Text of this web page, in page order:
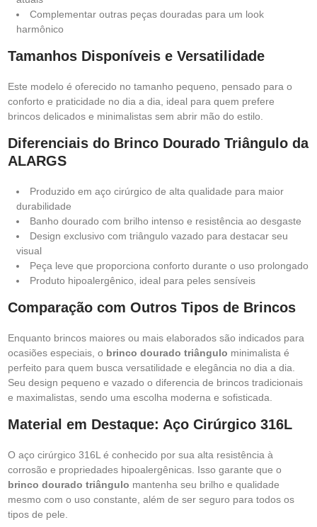
Complementar outras peças douradas para um look
harmônico
Tamanhos Disponíveis e Versatilidade
Este modelo é oferecido no tamanho pequeno, pensado para o
conforto e praticidade no dia a dia, ideal para quem prefere
brincos delicados e minimalistas sem abrir mão do estilo.
Diferenciais do Brinco Dourado Triângulo da
ALARGS
Produzido em aço cirúrgico de alta qualidade para maior
durabilidade
Banho dourado com brilho intenso e resistência ao desgaste
Design exclusivo com triângulo vazado para destacar seu
visual
Peça leve que proporciona conforto durante o uso prolongado
Produto hipoalergênico, ideal para peles sensíveis
Comparação com Outros Tipos de Brincos
Enquanto brincos maiores ou mais elaborados são indicados para
ocasiões especiais, o brinco dourado triângulo minimalista é
perfeito para quem busca versatilidade e elegância no dia a dia.
Seu design pequeno e vazado o diferencia de brincos tradicionais
e maximalistas, sendo uma escolha moderna e sofisticada.
Material em Destaque: Aço Cirúrgico 316L
O aço cirúrgico 316L é conhecido por sua alta resistência à
corrosão e propriedades hipoalergênicas. Isso garante que o
brinco dourado triângulo mantenha seu brilho e qualidade
mesmo com o uso constante, além de ser seguro para todos os
tipos de pele.